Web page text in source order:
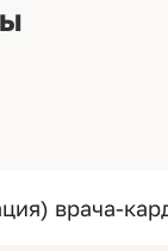
врача-